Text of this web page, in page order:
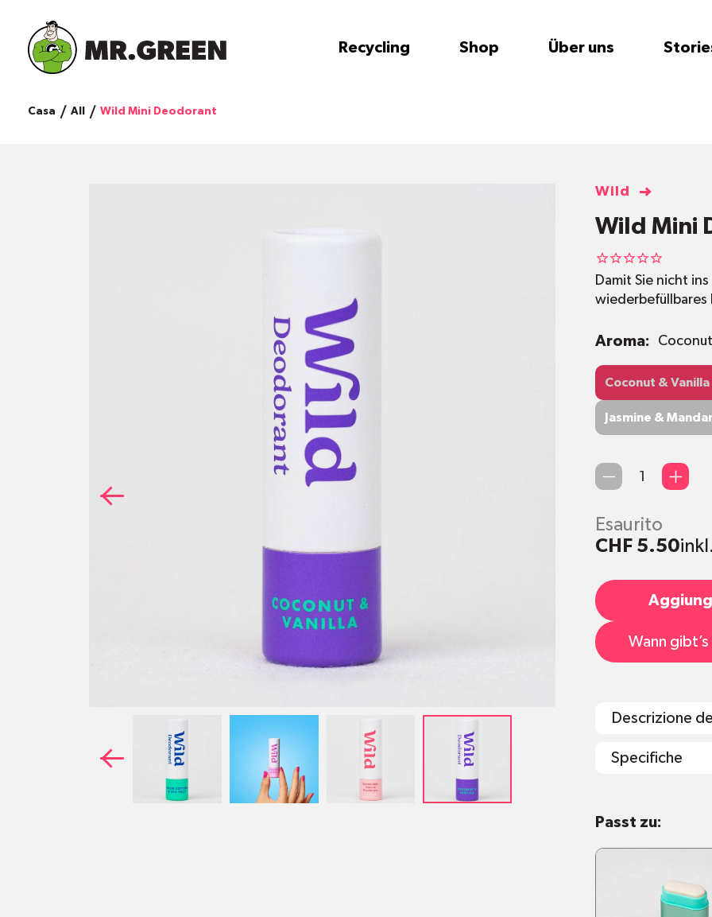
Recycling Shop Über uns
Casa All Wild Mini Deodorant
Wild
Wild Mini
Damit Sie nicht
wiederbefüllbares
Aroma:
Coconut & Vanilla
Coconut & Vanilla
Jasmine &
Jasmine &
Qty
Esaurito
CHF 5.50
Wann
Descrizione
Specifiche
Plastikfreie
Ohne
Was man zu
Passt zu: